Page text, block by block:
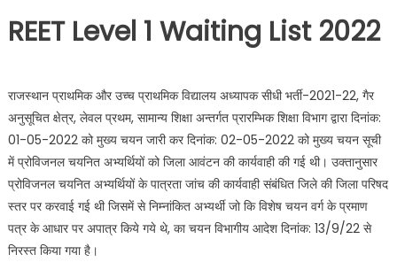
REET Level 1 Waiting List 2022
राजस्थान प्राथमिक और उच्च प्राथमिक विद्यालय अध्यापक सीधी भर्ती-2021-22, गैर
अनुसूचित क्षेत्र, लेवल प्रथम, सामान्य शिक्षा अन्तर्गत प्रारम्भिक शिक्षा विभाग द्वारा दिनांक:
01-05-2022 को मुख्य चयन जारी कर दिनांक: 02-05-2022 को मुख्य चयन सूची
में प्रोविजनल चयनित अभ्यर्थियों को जिला आवंटन की कार्यवाही की गई थी। उक्तानुसार
प्रोविजनल चयनित अभ्यर्थियों के पात्रता जांच की कार्यवाही संबंधित जिले की जिला परिषद
स्तर पर करवाई गई थी जिसमें से निम्नांकित अभ्यर्थी जो कि विशेष चयन वर्ग के प्रमाण
पत्र के आधार पर अपात्र किये गये थे, का चयन विभागीय आदेश दिनांक: 13/9/22 से
निरस्त किया गया है।